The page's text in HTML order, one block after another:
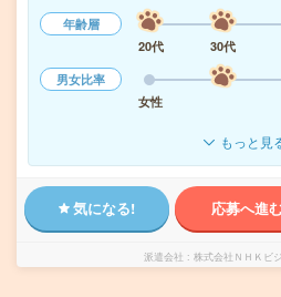
年齢層
20代
30代
男女比率
女性
もっと見
気になる! 応募へ進
派遣会社 株式会社ＮＨＫビ